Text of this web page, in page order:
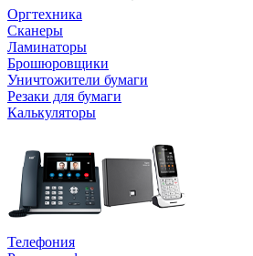
Оргтехника
Сканеры
Ламинаторы
Брошюровщики
Уничтожители бумаги
Резаки для бумаги
Калькуляторы
Телефония